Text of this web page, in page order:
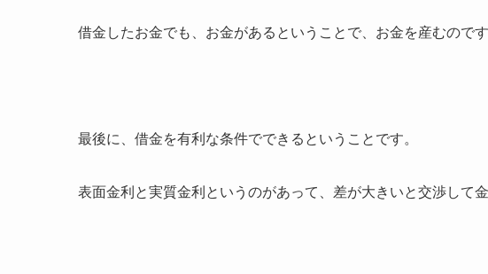
借金したお金でも、お金があるということで、お金を産むのです
最後に、借金を有利な条件でできるということです。
表面金利と実質金利というのがあって、差が大きいと交渉して